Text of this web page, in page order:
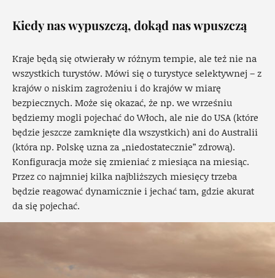
Kiedy nas wypuszczą, dokąd nas wpuszczą
Kraje będą się otwierały w różnym tempie, ale też nie na
wszystkich turystów. Mówi się o turystyce selektywnej – z
krajów o niskim zagrożeniu i do krajów w miarę
bezpiecznych. Może się okazać, że np. we wrześniu
będziemy mogli pojechać do Włoch, ale nie do USA (które
będzie jeszcze zamknięte dla wszystkich) ani do Australii
(która np. Polskę uzna za „niedostatecznie” zdrową).
Konfiguracja może się zmieniać z miesiąca na miesiąc.
Przez co najmniej kilka najbliższych miesięcy trzeba
będzie reagować dynamicznie i jechać tam, gdzie akurat
da się pojechać.